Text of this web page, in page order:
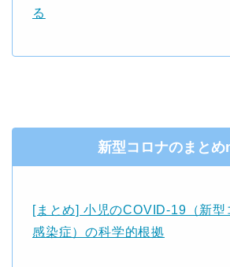
る
新型コロナのまと
[まとめ] 小児のCOVID-19（新型
感染症）の科学的根拠